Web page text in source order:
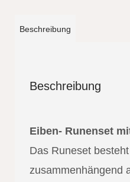
Beschreibung
Beschreibung
Eiben- Runenset
Das Runeset
zusammenhängend